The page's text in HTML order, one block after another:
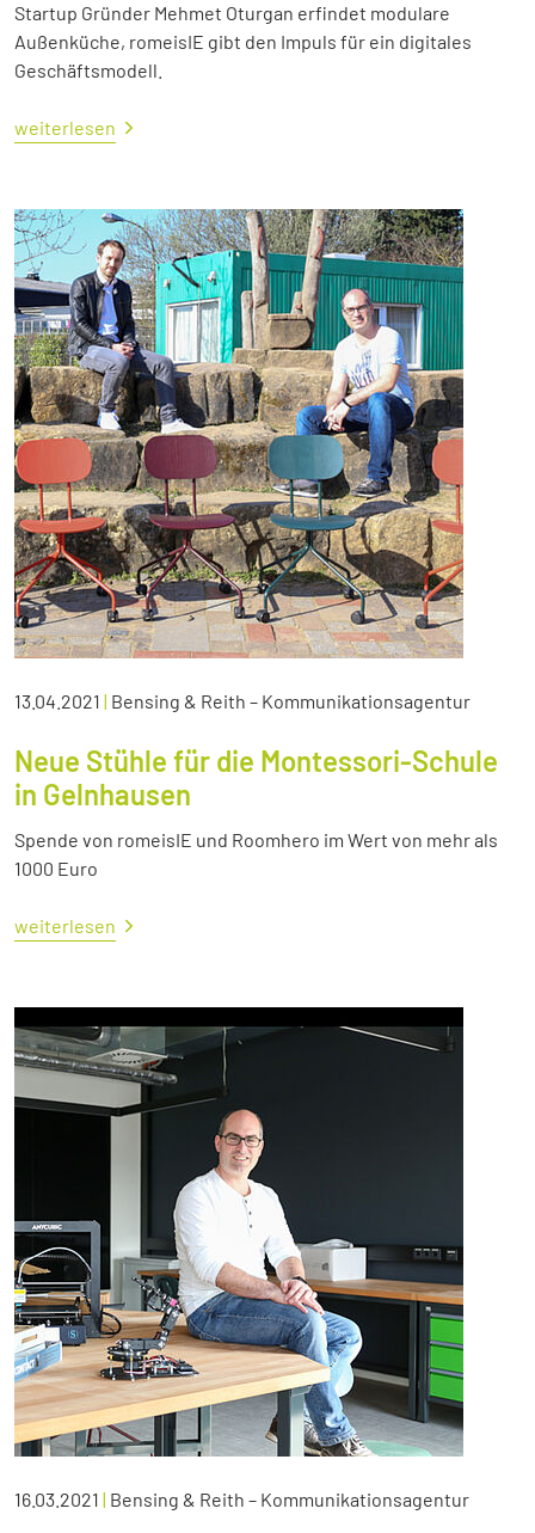
Startup Gründer Mehmet Oturgan erfindet modulare
Außenküche, romeisIE gibt den Impuls für ein digitales
Geschäftsmodell.
weiterlesen
13.04.2021 | Bensing & Reith – Kommunikationsagentur
Neue Stühle für die Montessori-Schule
in Gelnhausen
Spende von romeisIE und Roomhero im Wert von mehr als
1000 Euro
weiterlesen
16.03.2021 | Bensing & Reith – Kommunikationsagentur